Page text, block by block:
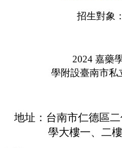
招生對象：
2024 嘉藥
學附設臺南市私
地址：台南市仁德區
學大樓一、二樓